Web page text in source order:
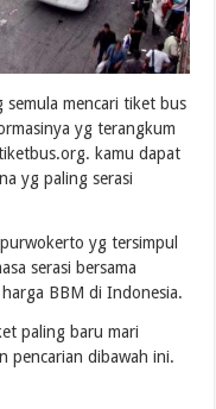
semula mencari tiket bus
yg terangkum
kamu dapat
yg paling serasi
yg tersimpul
serasi bersama
BBM di Indonesia.
paling baru mari
pencarian dibawah ini.